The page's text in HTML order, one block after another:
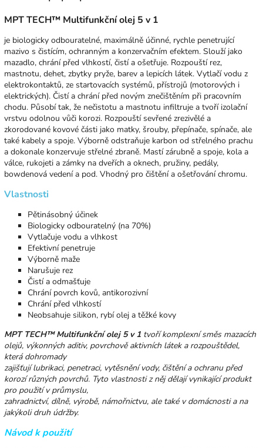
MPT TECH™ Multifunkční olej 5 v 1
je biologicky odbouratelné, maximálně účinné, rychle penetrující
mazivo s čistícím, ochranným a konzervačním efektem. Slouží jako
mazadlo, chrání před vlhkostí, čistí a ošetřuje. Rozpouští rez,
mastnotu, dehet, zbytky pryže, barev a lepicích látek. Vytlačí vodu z
elektrokontaktů, ze startovacích systémů, přístrojů (motorových i
elektrických). Čistí a chrání před novým znečištěním při pracovním
chodu. Působí tak, že nečistotu a mastnotu infiltruje a tvoří izolační
vrstvu odolnou vůči korozi. Rozpouští sevřené zrezivělé a
zkorodované kovové části jako matky, šrouby, přepínače, spínače, ale
také kabely a spoje. Výborně odstraňuje karbon od střelného prachu
a dokonale konzervuje střelné zbraně. Mastí zárubně a spoje, kola a
válce, rukojeti a zámky na dveřích a oknech, pružiny, pedály,
bowdenová vedení a pod. Vhodný pro čištění a ošetřování chromu.
Vlastnosti
Pětinásobný účinek
Biologicky odbouratelný (na 70%)
Vytlačuje vodu a vlhkost
Efektivní penetruje
Výborně maže
Narušuje rez
Čistí a odmašťuje
Chrání povrch kovů, antikorozivní
Chrání před vlhkostí
Neobsahuje silikon, rybí olej a těžké kovy
MPT TECH™ Multifunkční olej 5 v 1 tvoří komplexní směs mazacích
olejů, výkonných aditiv, povrchově aktivních látek a rozpouštědel,
která dohromady
zajišťují lubrikaci, penetraci, vytěsnění vody, čištění a ochranu před
korozí různých povrchů. Tyto vlastnosti z něj dělají vynikající produkt
pro použití v průmyslu,
zahradnictví, dílně, výrobě, námořnictvu, ale také v domácnosti a na
jakýkoli druh údržby.
Návod k použití